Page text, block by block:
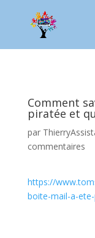
Comment
piratée et
par
commentaires
https://
boite-mail-a-